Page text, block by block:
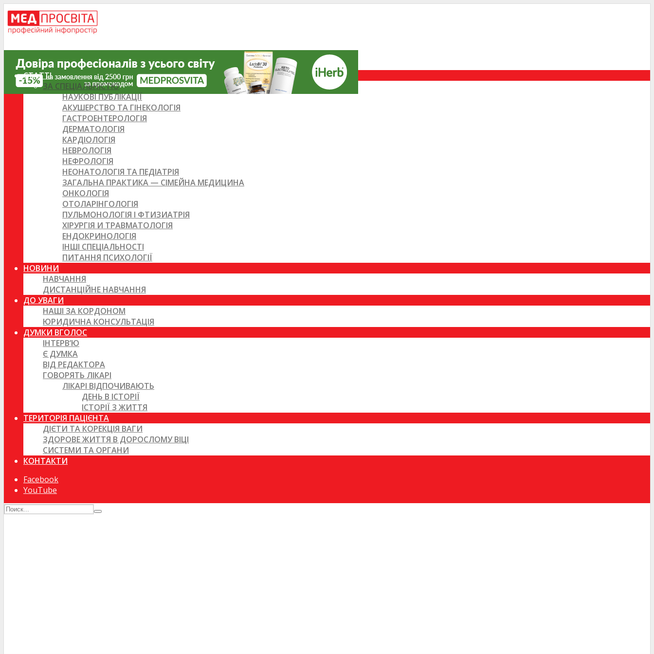
СТАТТІ
ЗА СПЕЦІАЛЬНІСТЮ
НАУКОВІ ПУБЛІКАЦІЇ
АКУШЕРСТВО ТА ГІНЕКОЛОГІЯ
ГАСТРОЕНТЕРОЛОГІЯ
ДЕРМАТОЛОГІЯ
КАРДІОЛОГІЯ
НЕВРОЛОГІЯ
НЕФРОЛОГІЯ
НЕОНАТОЛОГІЯ ТА ПЕДІАТРІЯ
ЗАГАЛЬНА ПРАКТИКА — СІМЕЙНА МЕДИЦИНА
ОНКОЛОГІЯ
ОТОЛАРІНГОЛОГІЯ
ПУЛЬМОНОЛОГІЯ І ФТИЗИАТРІЯ
ХІРУРГІЯ И ТРАВМАТОЛОГІЯ
ЕНДОКРИНОЛОГІЯ
ІНШІ СПЕЦІАЛЬНОСТІ
ПИТАННЯ ПСИХОЛОГІЇ
НОВИНИ
НАВЧАННЯ
ДИСТАНЦІЙНЕ НАВЧАННЯ
ДО УВАГИ
НАШІ ЗА КОРДОНОМ
ЮРИДИЧНА КОНСУЛЬТАЦІЯ
ДУМКИ ВГОЛОС
ІНТЕРВ’Ю
Є ДУМКА
ВІД РЕДАКТОРА
ГОВОРЯТЬ ЛІКАРІ
ЛІКАРІ ВІДПОЧИВАЮТЬ
ДЕНЬ В ІСТОРІЇ
ІСТОРІЇ З ЖИТТЯ
ТЕРИТОРІЯ ПАЦІЄНТА
ДІЄТИ ТА КОРЕКЦІЯ ВАГИ
ЗДОРОВЕ ЖИТТЯ В ДОРОСЛОМУ ВІЦІ
СИСТЕМИ ТА ОРГАНИ
КОНТАКТИ
Facebook
YouTube